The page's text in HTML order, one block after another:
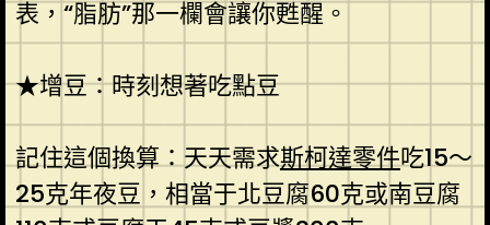
表，“脂肪”那一欄會讓你甦醒。
★增豆：時刻想著吃點豆
記住這個換算：天天需求斯柯達零件吃15～
25克年夜豆，相當于北豆腐60克或南豆腐